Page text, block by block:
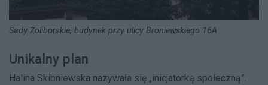
Sady Żoliborskie, budynek przy ulicy Broniewskiego 16A
Unikalny plan
Halina Skibniewska nazywała się „inicjatorką społeczną”.